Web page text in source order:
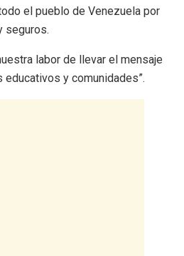
el pueblo de Venezuela por
seguros.
labor de llevar el mensaje
y comunidades”.